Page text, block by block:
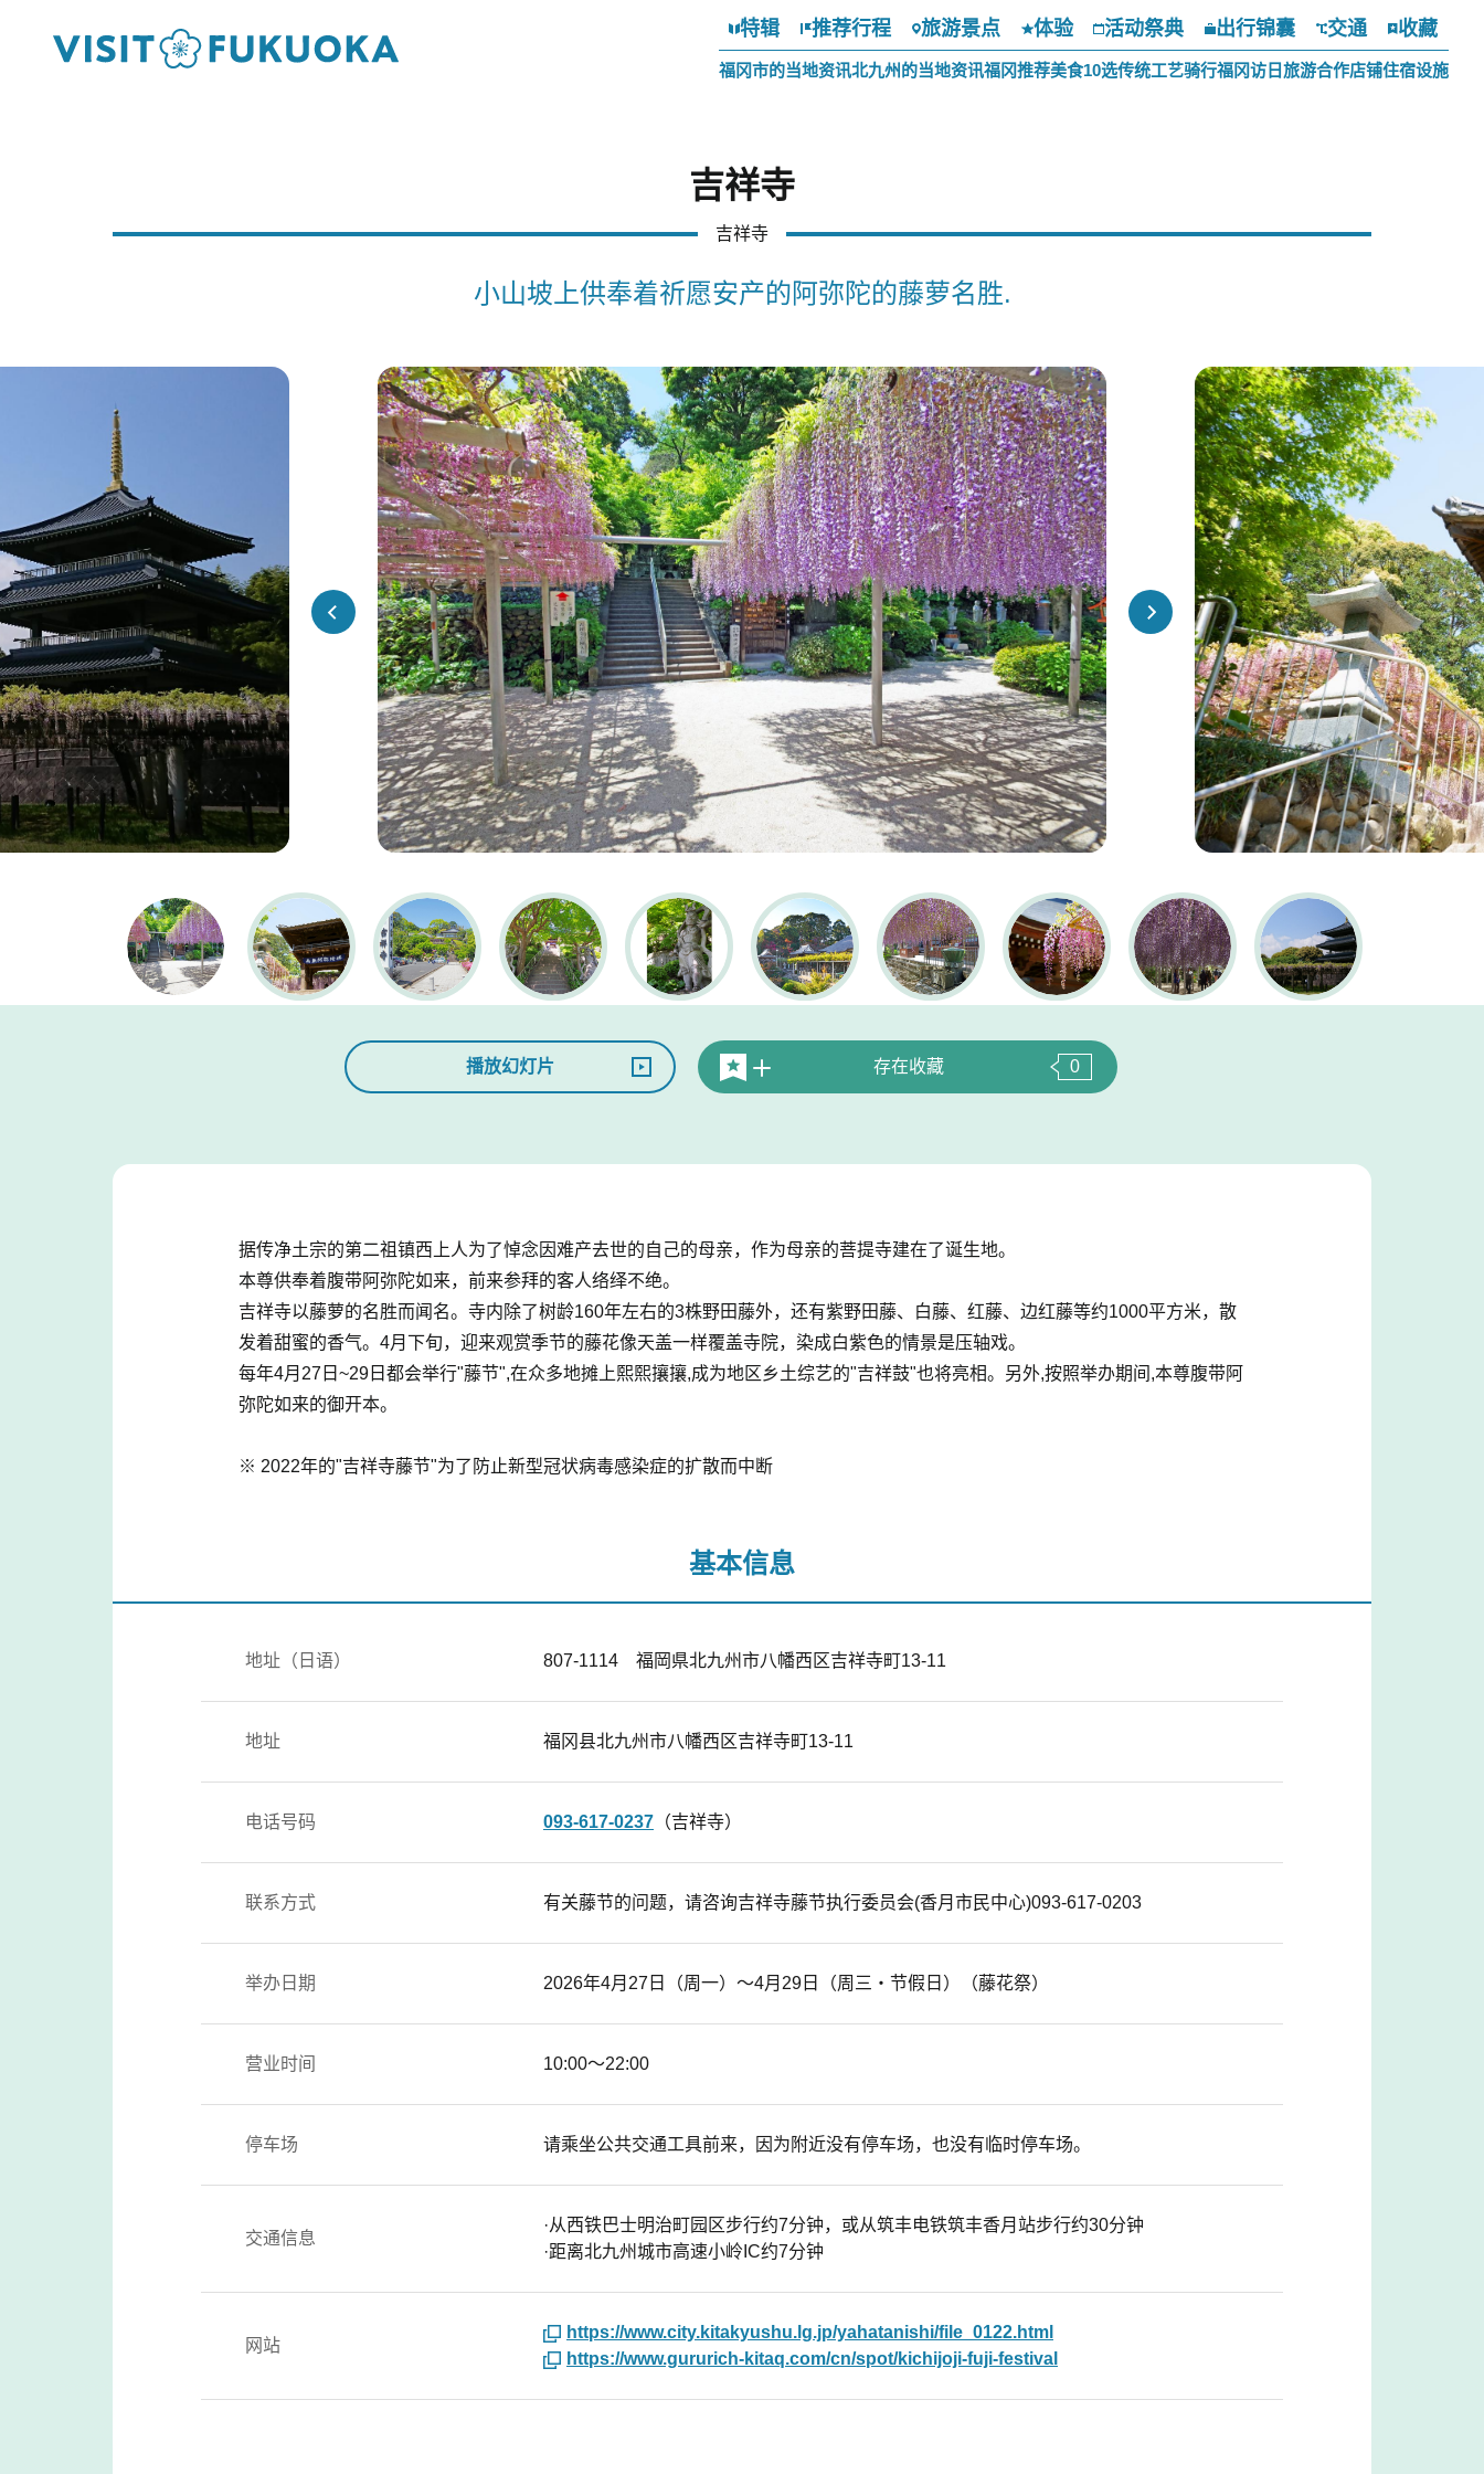
特辑 推荐行程 旅游景点 体验 活动祭典 出行锦囊 交通 收藏
福冈市的当地资讯北九州的当地资讯福冈推荐美食10选传统工艺骑行福冈访日旅游合作店铺住宿设施
吉祥寺
吉祥寺
小山坡上供奉着祈愿安产的阿弥陀的藤萝名胜.
播放幻灯片 存在收藏 0
据传净土宗的第二祖镇西上人为了悼念因难产去世的自己的母亲，作为母亲的菩提寺建在了诞生地。
本尊供奉着腹带阿弥陀如来，前来参拜的客人络绎不绝。
吉祥寺以藤萝的名胜而闻名。寺内除了树龄160年左右的3株野田藤外，还有紫野田藤、白藤、红藤、边红藤等约1000平方米，散
发着甜蜜的香气。4月下旬，迎来观赏季节的藤花像天盖一样覆盖寺院，染成白紫色的情景是压轴戏。
每年4月27日~29日都会举行"藤节",在众多地摊上熙熙攘攘,成为地区乡土综艺的"吉祥鼓"也将亮相。另外,按照举办期间,本尊腹带阿
弥陀如来的御开本。
※ 2022年的"吉祥寺藤节"为了防止新型冠状病毒感染症的扩散而中断
基本信息
地址（日语） 807-1114 福岡県北九州市八幡西区吉祥寺町13-11
地址 福冈县北九州市八幡西区吉祥寺町13-11
电话号码 093-617-0237 （吉祥寺）
联系方式 有关藤节的问题，请咨询吉祥寺藤节执行委员会(香月市民中心)093-617-0203
举办日期 2026年4月27日（周一）～4月29日（周三・节假日）（藤花祭）
营业时间 10:00～22:00
停车场 请乘坐公共交通工具前来，因为附近没有停车场，也没有临时停车场。
交通信息
·从西铁巴士明治町园区步行约7分钟，或从筑丰电铁筑丰香月站步行约30分钟
·距离北九州城市高速小岭IC约7分钟
网站
https://www.city.kitakyushu.lg.jp/yahatanishi/file_0122.html
https://www.gururich-kitaq.com/cn/spot/kichijoji-fuji-festival